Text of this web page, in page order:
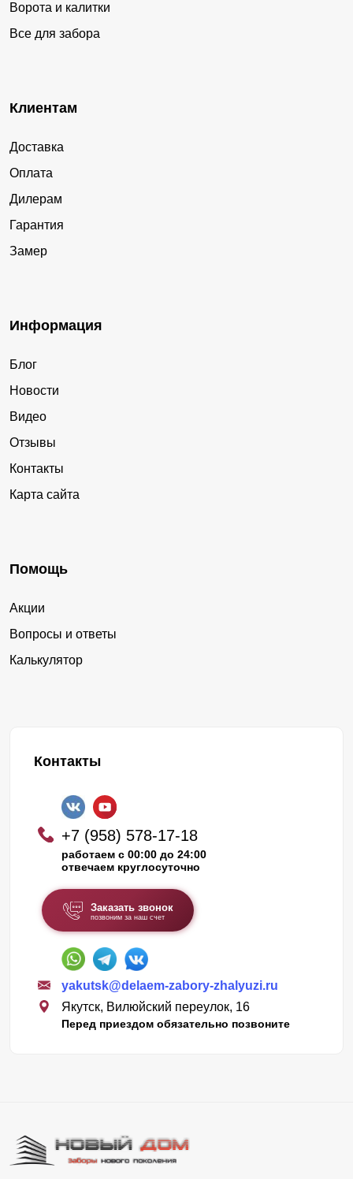
Ворота и калитки
Все для забора
Клиентам
Доставка
Оплата
Дилерам
Гарантия
Замер
Информация
Блог
Новости
Видео
Отзывы
Контакты
Карта сайта
Помощь
Акции
Вопросы и ответы
Калькулятор
Контакты
+7 (958) 578-17-18
работаем с 00:00 до 24:00
отвечаем круглосуточно
Заказать звонок
позвоним за наш счет
yakutsk@delaem-zabory-zhalyuzi.ru
Якутск, Вилюйский переулок, 16
Перед приездом обязательно позвоните